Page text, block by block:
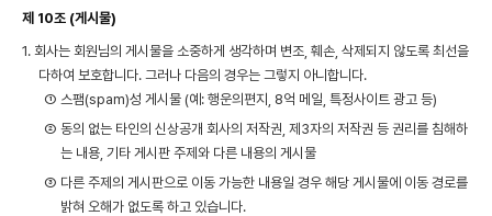
제 10조 (게시물)
1. 회사는 회원님의 게시물을 소중하게 생각하며 변조, 훼손, 삭제되지 않도록 최선을
다하여 보호합니다. 그러나 다음의 경우는 그렇지 아니합니다.
① 스팸(spam)성 게시물 (예: 행운의편지, 8억 메일, 특정사이트 광고 등)
② 동의 없는 타인의 신상공개 회사의 저작권, 제3자의 저작권 등 권리를 침해하
는 내용, 기타 게시판 주제와 다른 내용의 게시물
③ 다른 주제의 게시판으로 이동 가능한 내용일 경우 해당 게시물에 이동 경로를
밝혀 오해가 없도록 하고 있습니다.